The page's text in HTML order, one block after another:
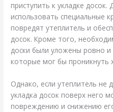
приступить к укладке
использовать специальные
повредят утеплитель и
досок. Кроме того,
доски были уложены ровно
которые мог бы проникнуть
Однако, если утеплитель не
укладка досок поверх него
повреждению и снижению